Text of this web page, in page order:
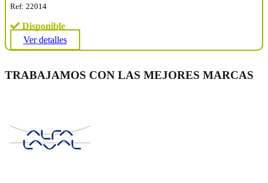
Ref: 22014
Disponible
Ver detalles
TRABAJAMOS CON LAS MEJORES MARCAS